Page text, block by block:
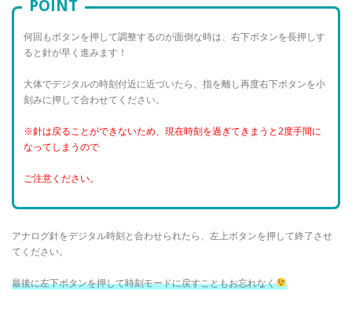
POINT
何回もボタンを押して調整するのが面倒な時は、右下ボタンを長押しす
ると針が早く進みます！
大体でデジタルの時刻付近に近づいたら、指を離し再度右下ボタンを小
刻みに押して合わせてください。
※針は戻ることができないため、現在時刻を過ぎてきまうと2度手間に
なってしまうので
ご注意ください。
アナログ針をデジタル時刻と合わせられたら、左上ボタンを押して終了させ
てください。
最後に左下ボタンを押して時刻モードに戻すこともお忘れなく